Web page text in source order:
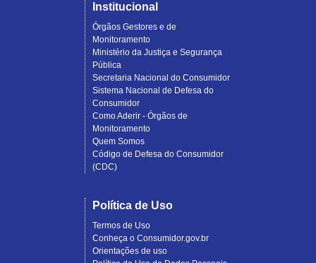
Institucional
Órgãos Gestores e de
Monitoramento
Ministério da Justiça e Segurança
Pública
Secretaria Nacional do Consumidor
Sistema Nacional de Defesa do
Consumidor
Como Aderir - Órgãos de
Monitoramento
Quem Somos
Código de Defesa do Consumidor
(CDC)
Política de Uso
Termos de Uso
Conheça o Consumidor.gov.br
Orientações de uso